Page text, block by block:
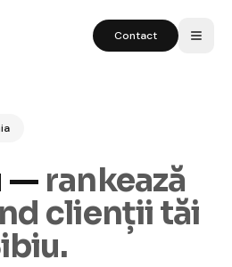
Contact
— rankează
clienții tăi